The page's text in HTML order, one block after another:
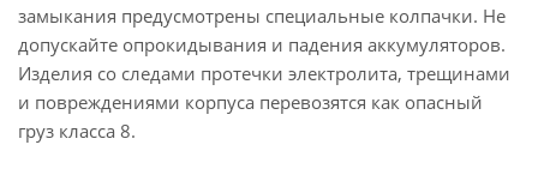
замыкания предусмотрены специальные колпачки. Не
допускайте опрокидывания и падения аккумуляторов.
Изделия со следами протечки электролита, трещинами
и повреждениями корпуса перевозятся как опасный
груз класса 8.